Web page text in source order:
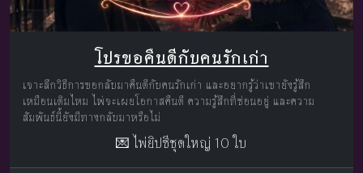
โปรขอคืนดีกับคนรักเก่า
เจาะลึกวิธีการขอกลับมาคืนดีกับคนรักเก่า และอยากรู้ว่าเขายังรู้สึก
เหมือนเดิมไหม ไพ่จะเผยโอกาสคืนดี ความรู้สึกที่ซ่อนอยู่ และความ
สัมพันธ์นี้ยังมีทางกลับมาหรือไม่
💌 ไพ่ยิปซีชุดใหญ่ 10 ใบ